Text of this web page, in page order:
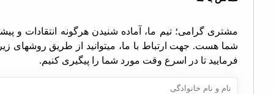
گرامی؛ تیم ما، آماده شنیدن هرگونه انتقادات و پیشنهادات
هست. جهت ارتباط با ما، میتوانید از طریق روشهای زیر اقدام
تا در اسرع وقت مورد شما را پیگیری کنیم.